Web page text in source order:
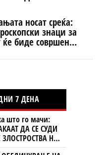
носат среќа:
знаци за
ќе биде совршен
7 ДЕНА
што го мачи:
ДА СЕ СУДИ
НА